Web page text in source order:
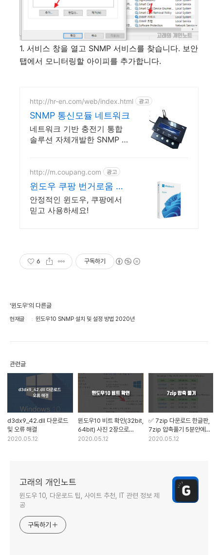
1. 서비스 창을 열고 SNMP 서비스를 찾습니다. 보안
탭에서 모니터링할 아이피를 추가합니다.
http://hr-en.com/web/index.html 광고
SNMP 통신모듈 네트워크
네트워크 기반 충전기 통합
솔루션 자체개발한 SNMP 통
http://m.coupang.com 광고
윈도우 쿠팡 번거로움 없
이 빠른 설치
안정적인 윈도우, 쿠팡에서
믿고 사용하세요!
6 구독하기
'윈도우'의 다른글
현재글 윈도우10 SNMP 설치 및 설정 방법 2020년
관련글
d3dx9_42.dll 다운로드
및 오류 해결
2020.05.12
윈도우10 비트 확인(32bit,
64bit) 사진 2장으로
설명한다.
2020.05.12
✅ 7zip 다운로드 한글판,
7zip 압축풀기 5분안에
클리어
2020.05.12
고래의 개인노트
윈도우 10, 다운로드 팁, 사이트 추천, IT 관련 정보 제
공
구독하기